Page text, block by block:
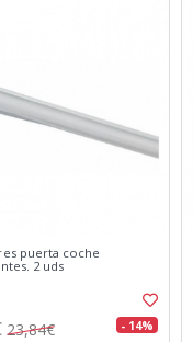
puerta coche
2 uds
23,84€ - 14%